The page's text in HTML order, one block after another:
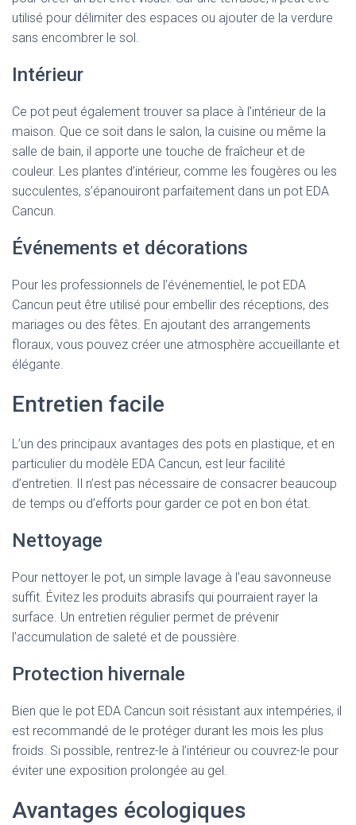
utilisé pour délimiter des espaces ou ajouter de la verdure
sans encombrer le sol.
Intérieur
Ce pot peut également trouver sa place à l’intérieur de la
maison. Que ce soit dans le salon, la cuisine ou même la
salle de bain, il apporte une touche de fraîcheur et de
couleur. Les plantes d’intérieur, comme les fougères ou les
succulentes, s’épanouiront parfaitement dans un pot EDA
Cancun.
Événements et décorations
Pour les professionnels de l’événementiel, le pot EDA
Cancun peut être utilisé pour embellir des réceptions, des
mariages ou des fêtes. En ajoutant des arrangements
floraux, vous pouvez créer une atmosphère accueillante et
élégante.
Entretien facile
L’un des principaux avantages des pots en plastique, et en
particulier du modèle EDA Cancun, est leur facilité
d’entretien. Il n’est pas nécessaire de consacrer beaucoup
de temps ou d’efforts pour garder ce pot en bon état.
Nettoyage
Pour nettoyer le pot, un simple lavage à l’eau savonneuse
suffit. Évitez les produits abrasifs qui pourraient rayer la
surface. Un entretien régulier permet de prévenir
l’accumulation de saleté et de poussière.
Protection hivernale
Bien que le pot EDA Cancun soit résistant aux intempéries, il
est recommandé de le protéger durant les mois les plus
froids. Si possible, rentrez-le à l’intérieur ou couvrez-le pour
éviter une exposition prolongée au gel.
Avantages écologiques